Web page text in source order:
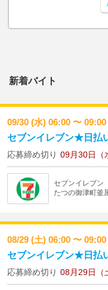
新着バイト
09/30 (水) 06:00 〜 09:00
セブンイレブン★日払
応募締め切り 09月30日（
セブンイレブン
たつの御津町釜
08/29 (土) 06:00 〜 09:00
セブンイレブン★日払
応募締め切り 08月29日（